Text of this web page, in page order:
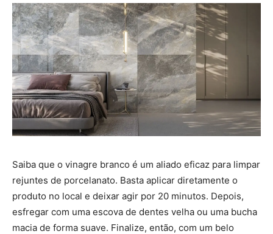
Saiba que o vinagre branco é um aliado eficaz para limpar
rejuntes de porcelanato. Basta aplicar diretamente o
produto no local e deixar agir por 20 minutos. Depois,
esfregar com uma escova de dentes velha ou uma bucha
macia de forma suave. Finalize, então, com um belo